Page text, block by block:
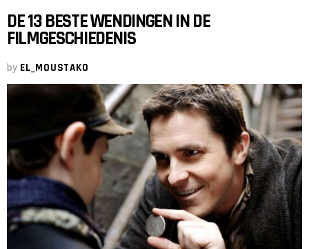
DE 13 BESTE WENDINGEN IN DE
FILMGESCHIEDENIS
by EL_MOUSTAKO